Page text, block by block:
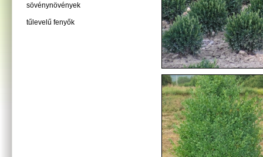
sövénynövények
tűlevelű fenyők